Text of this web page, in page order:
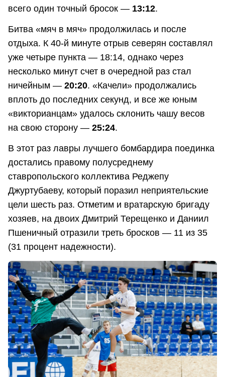
всего один точный бросок — 13:12.
Битва «мяч в мяч» продолжилась и после
отдыха. К 40-й минуте отрыв северян составлял
уже четыре пункта — 18:14, однако через
несколько минут счет в очередной раз стал
ничейным — 20:20. «Качели» продолжались
вплоть до последних секунд, и все же юным
«викторианцам» удалось склонить чашу весов
на свою сторону — 25:24.
В этот раз лавры лучшего бомбардира поединка
достались правому полусреднему
ставропольского коллектива Реджепу
Джуртубаеву, который поразил неприятельские
цели шесть раз. Отметим и вратарскую бригаду
хозяев, на двоих Дмитрий Терещенко и Даниил
Пшеничный отразили треть бросков — 11 из 35
(31 процент надежности).